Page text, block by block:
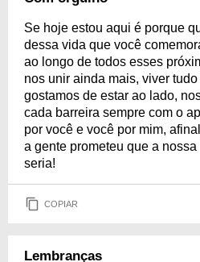
Se hoje estou aqui é porque
dessa vida que você
ao longo de todos esses
nos unir ainda mais, viver
gostamos de estar ao lado,
cada barreira sempre com o
por você e você por mim,
a gente prometeu que a
seria!
COPIAR
Lembranças